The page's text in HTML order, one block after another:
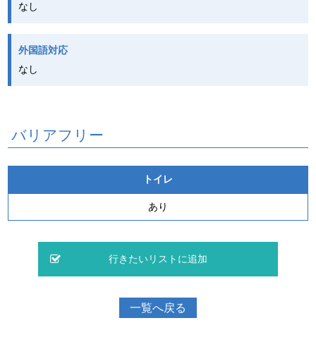
なし
外国語対応
なし
バリアフリー
トイレ
あり
一覧へ戻る